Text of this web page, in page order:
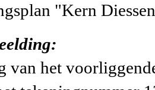
"Kern
van het